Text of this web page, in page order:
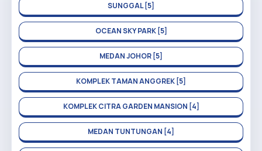
SUNGGAL [5]
OCEAN SKY PARK [5]
MEDAN JOHOR [5]
KOMPLEK TAMAN ANGGREK [5]
KOMPLEK CITRA GARDEN MANSION [4]
MEDAN TUNTUNGAN [4]